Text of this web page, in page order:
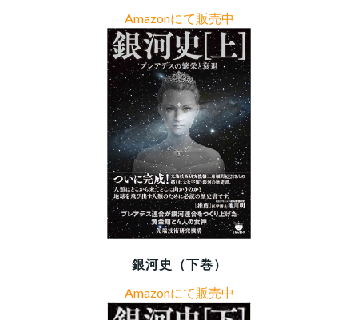
Amazonにて販売中
銀河史（下巻）
Amazonにて販売中